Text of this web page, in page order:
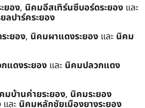
ยอง, นิคมอีสเทิร์นซีบอร์ดระยอง และ
ลปาร์คระยอง
ะยอง, นิคมผาแดงระยอง และ นิคม
แดงระยอง และ นิคมปลวกแดง
มบ้านค่ายระยอง, นิคมระยอง
และ นิคมหลักชัยเมืองยางระยอง